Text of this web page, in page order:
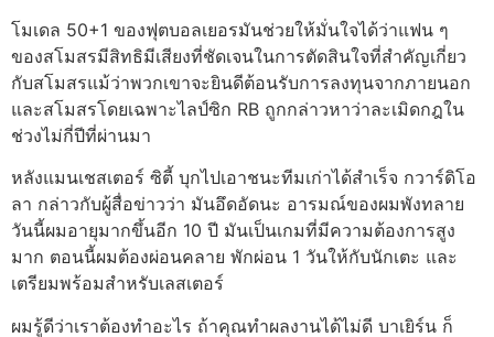
โมเดล 50+1 ของฟุตบอลเยอรมันช่วยให้มั่นใจได้ว่าแฟน ๆ
ของสโมสรมีสิทธิมีเสียงที่ชัดเจนในการตัดสินใจที่สําคัญเกี่ยว
กับสโมสรแม้ว่าพวกเขาจะยินดีต้อนรับการลงทุนจากภายนอก
และสโมสรโดยเฉพาะไลป์ซิก RB ถูกกล่าวหาว่าละเมิดกฎใน
ช่วงไม่กี่ปีที่ผ่านมา
หลังแมนเชสเตอร์ ซิตี้ บุกไปเอาชนะทีมเก่าได้สำเร็จ กวาร์ดิโอ
ลา กล่าวกับผู้สื่อข่าวว่า มันอึดอัดนะ อารมณ์ของผมพังทลาย
วันนี้ผมอายุมากขึ้นอีก 10 ปี มันเป็นเกมที่มีความต้องการสูง
มาก ตอนนี้ผมต้องผ่อนคลาย พักผ่อน 1 วันให้กับนักเตะ และ
เตรียมพร้อมสำหรับเลสเตอร์
ผมรู้ดีว่าเราต้องทำอะไร ถ้าคุณทำผลงานได้ไม่ดี บาเยิร์น ก็